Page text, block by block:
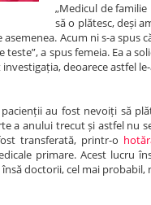
„Medicul de
să o plătesc, deși
Acum ni s-a
a spus femeia. Ea a
deoarece astfel
au fost nevoiți să
a anului trecut și astfel nu
transferată, printr-o
primare. Acest lucru
doctorii, cel mai probabil,